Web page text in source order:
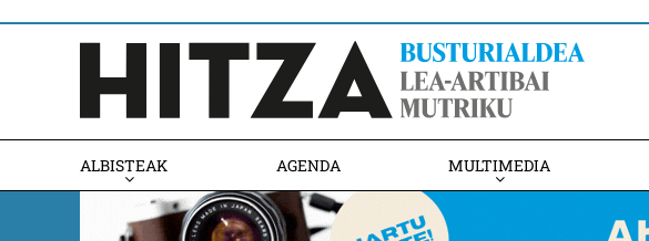
ALBISTEAK AGENDA MULTIMEDIA